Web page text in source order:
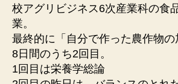
校アグリビジネス6次産業科の食
業。
最終的に「自分で作った農作物の
8日間のうち2回目。
1回目は栄養学総論